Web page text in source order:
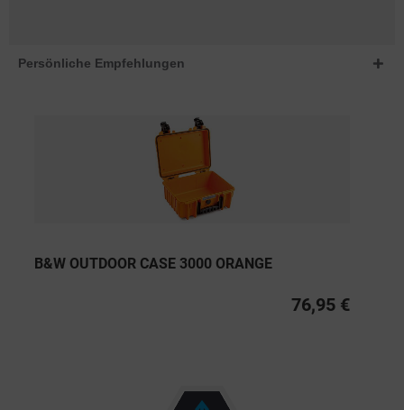
Persönliche Empfehlungen
B&W OUTDOOR CASE 3000 ORANGE
76,95 €